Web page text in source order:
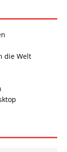
die Welt